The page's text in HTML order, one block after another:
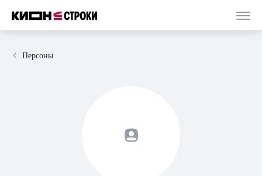
Персоны